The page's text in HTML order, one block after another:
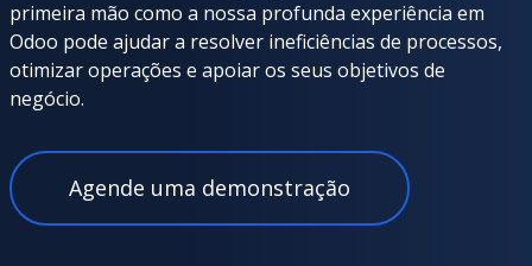
primeira mão como a nossa profunda experiência em
Odoo pode ajudar a resolver ineficiências de processos,
otimizar operações e apoiar os seus objetivos de
negócio.
Agende uma demonstração